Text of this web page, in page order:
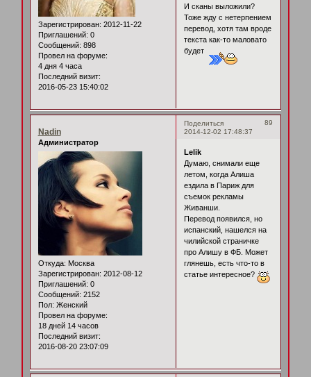
Зарегистрирован: 2012-11-22
Приглашений: 0
Сообщений: 898
Провел на форуме:
4 дня 4 часа
Последний визит:
2016-05-23 15:40:02
И сканы выложили?
Тоже жду с нетерпением
перевод, хотя там вроде
текста как-то маловато
будет
Поделиться
89
2014-12-02 17:48:37
Nadin
Администратор
Откуда: Москва
Зарегистрирован: 2012-08-12
Приглашений: 0
Сообщений: 2152
Пол: Женский
Провел на форуме:
18 дней 14 часов
Последний визит:
2016-08-20 23:07:09
Lelik
Думаю, снимали еще
летом, когда Алиша
ездила в Париж для
съемок рекламы
Живанши.
Перевод появился, но
испанский, нашелся на
чилийской страничке
про Алишу в ФБ. Может
глянешь, есть что-то в
статье интересное?